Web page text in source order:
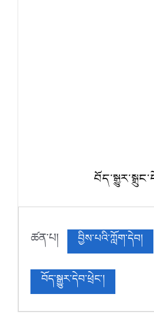
ཚན་པ།
བྱིས་པའི་ཀློག་དེབ།
བོད་སྒྱུར་དེབ་ཕྲེང་།